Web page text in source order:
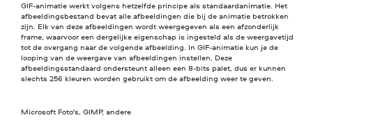
GIF-animatie werkt volgens hetzelfde principe als standaardanimatie. Het
afbeeldingsbestand bevat alle afbeeldingen die bij de animatie betrokken
zijn. Elk van deze afbeeldingen wordt weergegeven als een afzonderlijk
frame, waarvoor een dergelijke eigenschap is ingesteld als de weergavetijd
tot de overgang naar de volgende afbeelding. In GIF-animatie kun je de
looping van de weergave van afbeeldingen instellen. Deze
afbeeldingsstandaard ondersteunt alleen een 8-bits palet, dus er kunnen
slechts 256 kleuren worden gebruikt om de afbeelding weer te geven.
Microsoft Foto's, GIMP, andere